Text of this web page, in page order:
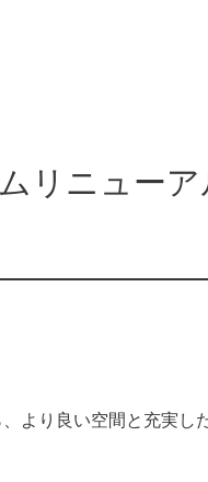
リニュー
より良い空間と充実し